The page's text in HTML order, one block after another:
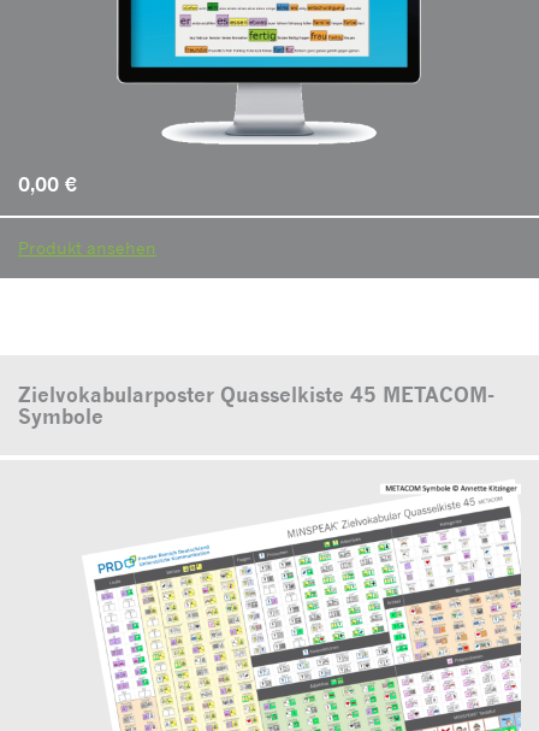
0,00 €
Produkt ansehen
Zielvokabularposter Quasselkiste 45 METACOM-
Symbole